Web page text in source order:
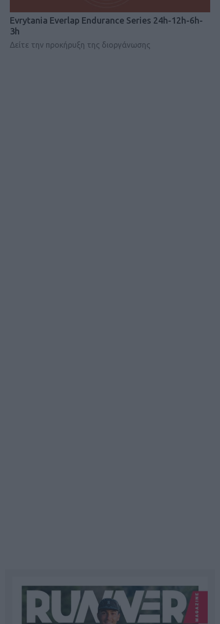
Evrytania Everlap Endurance Series 24h-12h-6h-
3h
Δείτε την προκήρυξη της διοργάνωσης